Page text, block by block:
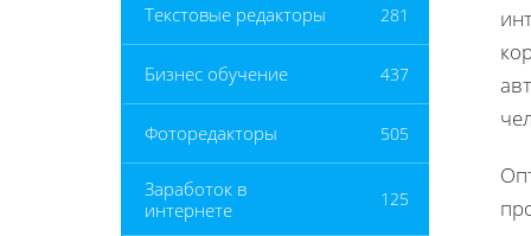
Текстовые редакторы 281
Бизнес обучение 437
Фоторедакторы 505
Заработок в
интернете
125